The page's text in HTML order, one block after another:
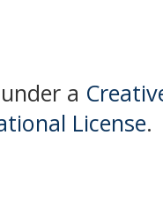
a
License.